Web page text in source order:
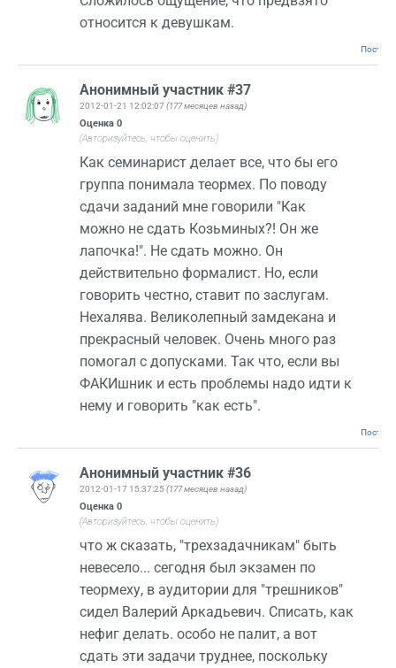
относится к девушкам.
Анонимный участник #37
2012-01-21 12:02:07 (177 месяцев назад)
Оценка 0
(Авторизуйтесь, чтобы оценить)
Как семинарист делает все, что бы его
группа понимала теормех. По поводу
сдачи заданий мне говорили "Как
можно не сдать Козьминых?! Он же
лапочка!". Не сдать можно. Он
действительно формалист. Но, если
говорить честно, ставит по заслугам.
Нехалява. Великолепный замдекана и
прекрасный человек. Очень много раз
помогал с допусками. Так что, если вы
ФАКИшник и есть проблемы надо идти к
нему и говорить "как есть".
Анонимный участник #36
2012-01-17 15:37:25 (177 месяцев назад)
Оценка 0
(Авторизуйтесь, чтобы оценить)
что ж сказать, "трехзадачникам" быть
невесело... сегодня был экзамен по
теормеху, в аудитории для "трешников"
сидел Валерий Аркадьевич. Списать, как
нефиг делать. особо не палит, а вот
сдать эти задачи труднее, поскольку